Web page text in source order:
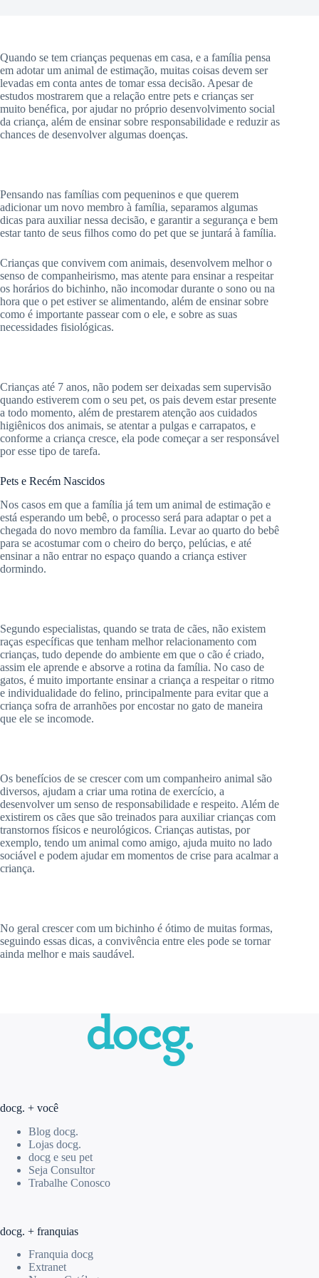
Quando se tem crianças pequenas em casa, e a família pensa
em adotar um animal de estimação, muitas coisas devem ser
levadas em conta antes de tomar essa decisão. Apesar de
estudos mostrarem que a relação entre pets e crianças ser
muito benéfica, por ajudar no próprio desenvolvimento social
da criança, além de ensinar sobre responsabilidade e reduzir as
chances de desenvolver algumas doenças.
Pensando nas famílias com pequeninos e que querem
adicionar um novo membro à família, separamos algumas
dicas para auxiliar nessa decisão, e garantir a segurança e bem
estar tanto de seus filhos como do pet que se juntará à família.
Crianças que convivem com animais, desenvolvem melhor o
senso de companheirismo, mas atente para ensinar a respeitar
os horários do bichinho, não incomodar durante o sono ou na
hora que o pet estiver se alimentando, além de ensinar sobre
como é importante passear com o ele, e sobre as suas
necessidades fisiológicas.
Crianças até 7 anos, não podem ser deixadas sem supervisão
quando estiverem com o seu pet, os pais devem estar presente
a todo momento, além de prestarem atenção aos cuidados
higiênicos dos animais, se atentar a pulgas e carrapatos, e
conforme a criança cresce, ela pode começar a ser responsável
por esse tipo de tarefa.
Pets e Recém Nascidos
Nos casos em que a família já tem um animal de estimação e
está esperando um bebê, o processo será para adaptar o pet a
chegada do novo membro da família. Levar ao quarto do bebê
para se acostumar com o cheiro do berço, pelúcias, e até
ensinar a não entrar no espaço quando a criança estiver
dormindo.
Segundo especialistas, quando se trata de cães, não existem
raças específicas que tenham melhor relacionamento com
crianças, tudo depende do ambiente em que o cão é criado,
assim ele aprende e absorve a rotina da família. No caso de
gatos, é muito importante ensinar a criança a respeitar o ritmo
e individualidade do felino, principalmente para evitar que a
criança sofra de arranhões por encostar no gato de maneira
que ele se incomode.
Os benefícios de se crescer com um companheiro animal são
diversos, ajudam a criar uma rotina de exercício, a
desenvolver um senso de responsabilidade e respeito. Além de
existirem os cães que são treinados para auxiliar crianças com
transtornos físicos e neurológicos. Crianças autistas, por
exemplo, tendo um animal como amigo, ajuda muito no lado
sociável e podem ajudar em momentos de crise para acalmar a
criança.
No geral crescer com um bichinho é ótimo de muitas formas,
seguindo essas dicas, a convivência entre eles pode se tornar
ainda melhor e mais saudável.
docg. + você
Blog docg.
Lojas docg.
docg e seu pet
Seja Consultor
Trabalhe Conosco
docg. + franquias
Franquia docg
Extranet